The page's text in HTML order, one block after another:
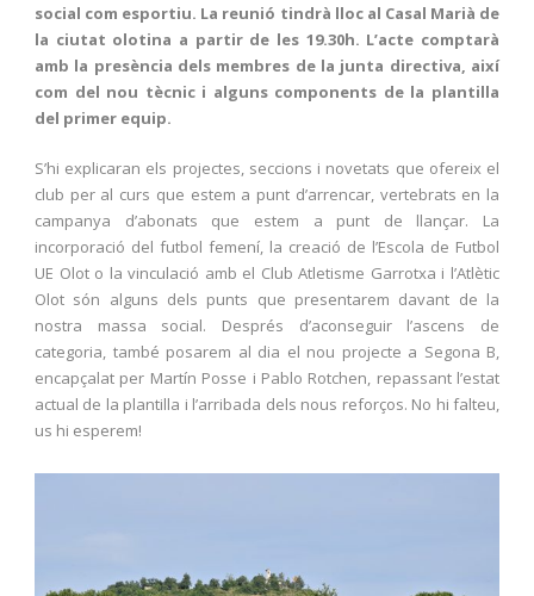
social com esportiu. La reunió tindrà lloc al Casal Marià de
la ciutat olotina a partir de les 19.30h. L’acte comptarà
amb la presència dels membres de la junta directiva, així
com del nou tècnic i alguns components de la plantilla
del primer equip.
S’hi explicaran els projectes, seccions i novetats que ofereix el
club per al curs que estem a punt d’arrencar, vertebrats en la
campanya d’abonats que estem a punt de llançar. La
incorporació del futbol femení, la creació de l’Escola de Futbol
UE Olot o la vinculació amb el Club Atletisme Garrotxa i l’Atlètic
Olot són alguns dels punts que presentarem davant de la
nostra massa social. Després d’aconseguir l’ascens de
categoria, també posarem al dia el nou projecte a Segona B,
encapçalat per Martín Posse i Pablo Rotchen, repassant l’estat
actual de la plantilla i l’arribada dels nous reforços. No hi falteu,
us hi esperem!